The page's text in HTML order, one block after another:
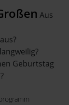
Aus
Geburtstag